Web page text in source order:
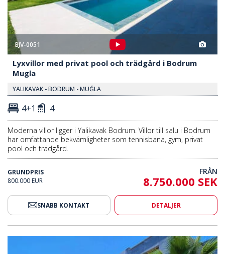
BJV-0051
Lyxvillor med privat pool och trädgård i Bodrum
Mugla
YALIKAVAK - BODRUM - MUĞLA
4+1 4
Moderna villor ligger i Yalikavak Bodrum. Villor till salu i Bodrum
har omfattande bekvämligheter som tennisbana, gym, privat
pool och trädgård.
GRUNDPRIS
800.000 EUR
FRÅN
8.750.000 SEK
SNABB KONTAKT DETALJER
Deluxe Villor Nära Flygplatsen